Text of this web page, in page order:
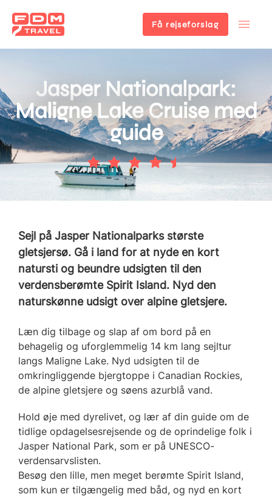
Få rejseforslag
Jasper Nationalpark:
Maligne Lake Cruise med
guide
Sejl på Jasper Nationalparks største
gletsjersø. Gå i land for at nyde en kort
natursti og beundre udsigten til den
verdensberømte Spirit Island. Nyd den
naturskønne udsigt over alpine gletsjere.
Læn dig tilbage og slap af om bord på en
behagelig og uforglemmelig 14 km lang sejltur
langs Maligne Lake. Nyd udsigten til de
omkringliggende bjergtoppe i Canadian Rockies,
de alpine gletsjere og søens azurblå vand.
Hold øje med dyrelivet, og lær af din guide om de
tidlige opdagelsesrejsende og de oprindelige folk i
Jasper National Park, som er på UNESCO-
verdensarvslisten.
Besøg den lille, men meget berømte Spirit Island,
som kun er tilgængelig med båd, og nyd en kort